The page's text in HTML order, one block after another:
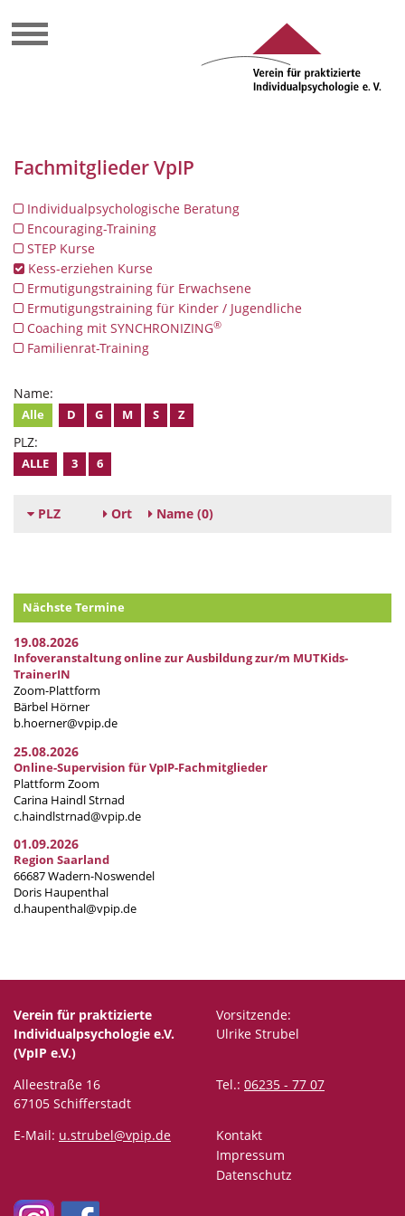
Fachmitglieder VpIP
Individualpsychologische Beratung
Encouraging-Training
STEP Kurse
Kess-erziehen Kurse
Ermutigungstraining für Erwachsene
Ermutigungstraining für Kinder / Jugendliche
Coaching mit SYNCHRONIZING®
Familienrat-Training
Name:
Alle D G M S Z
PLZ:
ALLE 3 6
PLZ Ort Name (0)
Nächste Termine
19.08.2026
Infoveranstaltung online zur Ausbildung zur/m MUTKids-
TrainerIN
Zoom-Plattform
Bärbel Hörner
b.hoerner@vpip.de
25.08.2026
Online-Supervision für VpIP-Fachmitglieder
Plattform Zoom
Carina Haindl Strnad
c.haindlstrnad@vpip.de
01.09.2026
Region Saarland
66687 Wadern-Noswendel
Doris Haupenthal
d.haupenthal@vpip.de
Verein für praktizierte
Individualpsychologie e.V.
(VpIP e.V.)
Vorsitzende:
Ulrike Strubel
Alleestraße 16
67105 Schifferstadt
Tel.: 06235 - 77 07
E-Mail: u.strubel@vpip.de
Kontakt
Impressum
Datenschutz